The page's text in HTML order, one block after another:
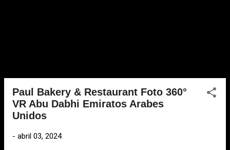
Paul Bakery & Restaurant Foto 360°
VR Abu Dabhi Emiratos Arabes
Unidos
- abril 03, 2024